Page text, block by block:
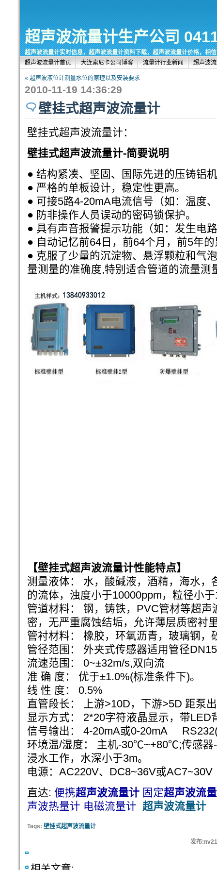
超声波流量计生产公司
超声波流量计实时信息，超声波流量计资料下载，超声波流量计价格，相
超声波流量计首页
大连索尼卡公司博客 流量计行业新闻 超声波
« 超声波液位计测量水位的原理以及安装要求
2010-11-19 14:36:29
壁挂式超声波流量计
壁挂式超声波流量计：
壁挂式超声波流量计-简要说明
● 结构紧凑、坚固、国际先进的压铸铝
● 严格的单板设计，稳定性更高。
● 可接5路4-20mA电流信号（如：温度
● 防非操作人员误动的密码锁保护。
● 具有声音报警提示功能（如：发生电
● 自动记忆前64日，前64个月，前5年
● 克服了少量的沉淀物、悬浮颗粒和气
量测量的准确度,特别适合管道的流量测
【壁挂式超声波流量计性能特点】
测量液体： 水，酸碱液，酒精，海水，
的流体，浊度小于10000ppm，粒径小
管道材料： 钢，铸铁，PVC管材等超
密，无严重腐蚀结垢，允许薄层质密衬
管衬材料： 橡胶，环氧沥青，玻璃钢，
管径范围： 外夹式传感器适用管径
流速范围： 0~±32m/s,双向流
准 确 度： 优于±1.0%(标准条件下)。
线 性 度： 0.5%
直管段长： 上游>10D，下游>5D 距泵
显示方式： 2*20字符液晶显示，带LED
信号输出： 4-20mA或0-20mA
环境温/湿度： 主机-30℃~+80℃;传感
浸水工作，水深小于3m。
电源：AC220V、DC8~36V或AC7~30V
直达: 便携超声波流量计 固定超声波流
声波热量计 电磁流量计 超声波流量计
Tags: 壁挂式超声波流量计
发布